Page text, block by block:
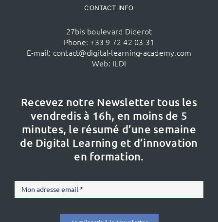
CONTACT INFO
27bis boulevard Diderot
Phone: +33 9 72 42 03 31
E-mail: contact@digital-learning-academy.com
Web: ILDI
Recevez notre Newsletter tous les
vendredis à 16h, en moins de 5
minutes, le résumé d’une semaine
de Digital Learning et d’innovation
en formation.